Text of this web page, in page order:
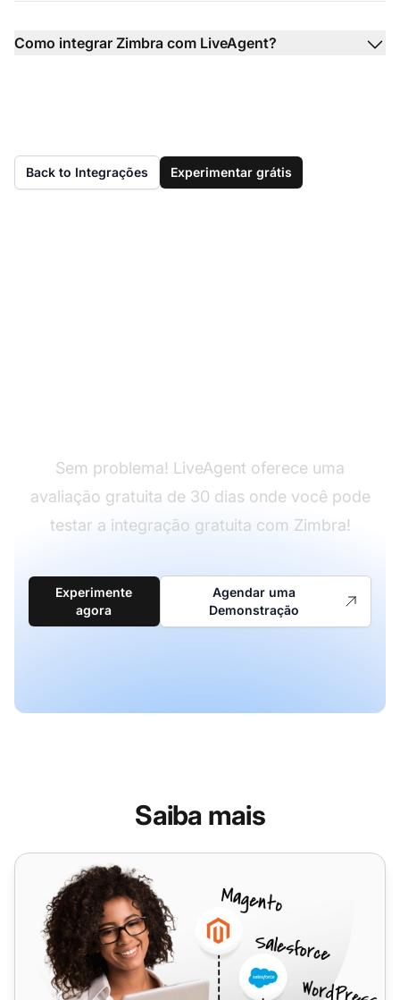
Como integrar Zimbra com LiveAgent?
Back to Integrações Experimentar grátis
Sem problema! LiveAgent oferece uma
avaliação gratuita de 30 dias onde você pode
testar a integração gratuita com Zimbra!
Experimente
agora
Agendar uma
Demonstração
Saiba mais
Zentyal